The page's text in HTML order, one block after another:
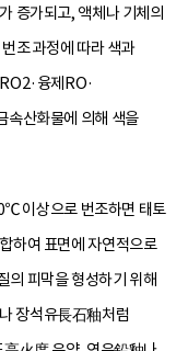
증가되고, 액체나 기체의
조 과정에 따라 색과
융제RO·
속산화물에 의해 색을
이상으로 번조하면 태토
하여 표면에 자연적으로
의 피막을 형성하기 위해
장석유長石釉처럼